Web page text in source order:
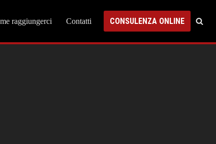
raggiungerci Contatti CONSULENZA ONLINE